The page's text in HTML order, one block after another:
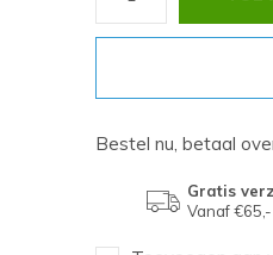
Bestel nu, betaal
Gratis
Vanaf €65,-